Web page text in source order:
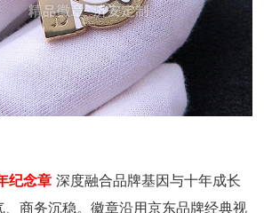
纪念章 深度融合品牌基因与十年成长
、商务沉稳。徽章沿用京东品牌经典视